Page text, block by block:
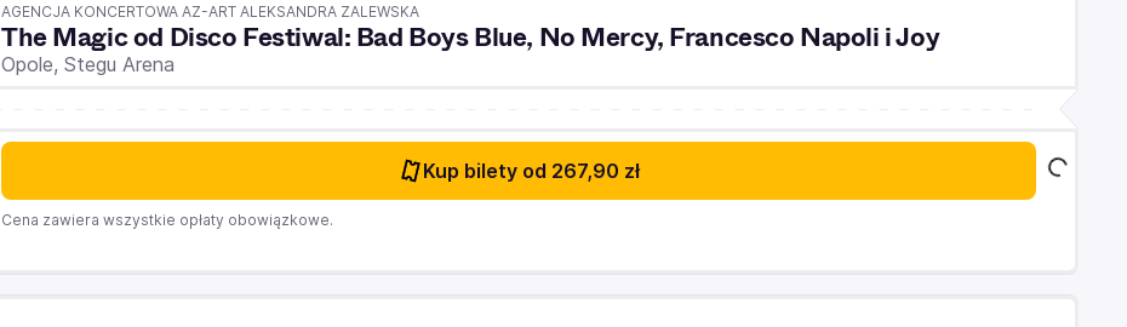
AGENCJA KONCERTOWA AZ-ART ALEKSANDRA ZALEWSKA
The Magic od Disco Festiwal: Bad Boys Blue, No Mercy, Francesco Napoli i Joy
Opole, Stegu Arena
Kup bilety od 267,90 zł
Cena zawiera wszystkie opłaty obowiązkowe.